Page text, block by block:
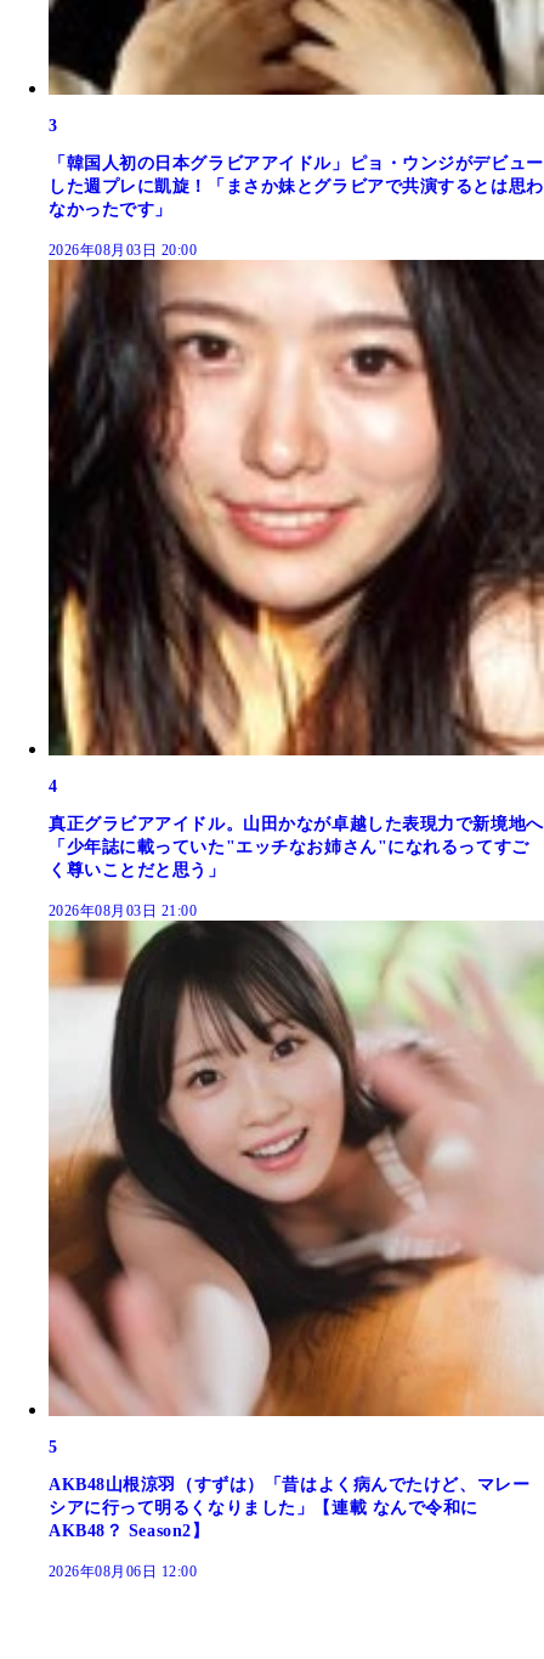
3
「韓国人初の日本グラビアアイドル」ピョ・ウンジがデビュー
した週プレに凱旋！「まさか妹とグラビアで共演するとは思わ
なかったです」
2026年08月03日 20:00
4
真正グラビアアイドル。山田かなが卓越した表現力で新境地へ
「少年誌に載っていた"エッチなお姉さん"になれるってすご
く尊いことだと思う」
2026年08月03日 21:00
5
AKB48山根涼羽（すずは）「昔はよく病んでたけど、マレー
シアに行って明るくなりました」【連載 なんで令和に
AKB48？ Season2】
2026年08月06日 12:00